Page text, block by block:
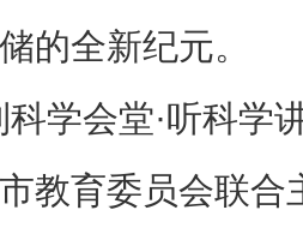
的全新纪元。
学会堂·听科学
教育委员会联合